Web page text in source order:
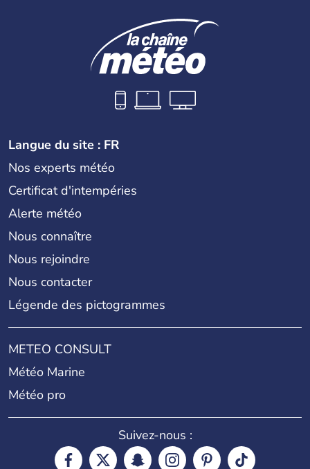
Langue du site : FR
Nos experts météo
Certificat d'intempéries
Alerte météo
Nous connaître
Nous rejoindre
Nous contacter
Légende des pictogrammes
METEO CONSULT
Météo Marine
Météo pro
Suivez-nous :